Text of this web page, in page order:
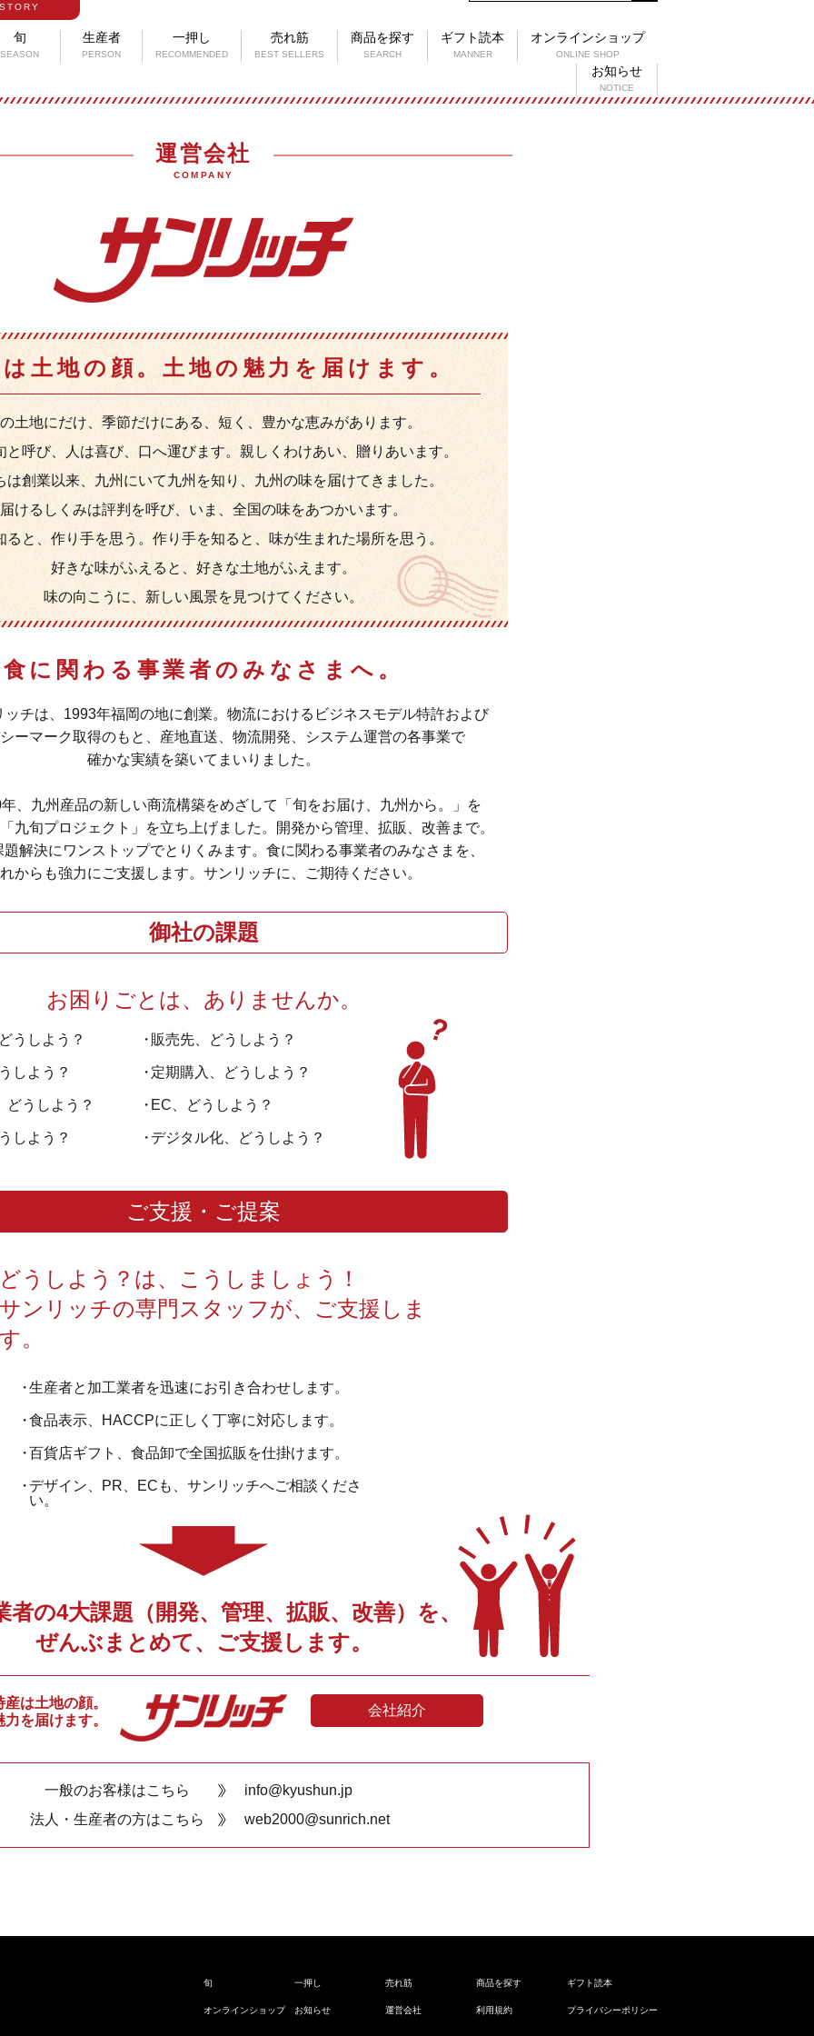
旬
SEASON
生産者
PERSON
一押し
RECOMMENDED
売れ筋
BEST SELLERS
商品を探す
SEARCH
ギフト読本
MANNER
オンラインショップ
ONLINE SHOP
お知らせ
NOTICE
運営会社
COMPANY
土地の顔。土地の魅力を届けます。
土地にだけ、季節だけにある、短く、豊かな恵みがあります。
と呼び、人は喜び、口へ運びます。 親しくわけあい、贈りあいます。
は創業以来、九州にいて九州を知り、 九州の味を届けてきました。
届けるしくみは評判を呼び、いま、全国の味をあつかいます。
ると、作り手を思う。 作り手を知ると、味が生まれた場所を思う。
好きな味がふえると、好きな土地がふえます。
味の向こうに、新しい風景を見つけてください。
食に関わる事業者のみなさまへ。
ッチは、1993年福岡の地に創業。物流におけるビジネスモデル特許および
ーマーク取得のもと、産地直送、物流開発、システム運営の各事業で
確かな実績を築いてまいりました。
、九州産品の新しい商流構築をめざして「旬をお届け、九州から。」を
九旬プロジェクト」を立ち上げました。開発から管理、拡販、改善まで。
解決にワンストップでとりくみます。食に関わる事業者のみなさまを、
からも強力にご支援します。サンリッチに、ご期待ください。
御社の課題
お困りごとは、ありませんか。
うしよう？ 販売先、どうしよう？
しよう？ 定期購入、どうしよう？
どうしよう？ EC、どうしよう？
しよう？ デジタル化、どうしよう？
ご支援・ご提案
どうしよう？は、こうしましょう！
サンリッチの専門スタッフが、ご支援しま
す。
生産者と加工業者を迅速にお引き合わせします。
食品表示、HACCPに正しく丁寧に対応します。
百貨店ギフト、食品卸で全国拡販を仕掛けます。
デザイン、PR、ECも、サンリッチへご相談くださ
い。
者の4大課題（開発、管理、拡販、改善）を、
ぜんぶまとめて、ご支援します。
産は土地の顔。
を届けます。
会社紹介
一般のお客様はこちら
info@kyushun.jp
法人・生産者の方はこちら
web2000@sunrich.net
旬 一押し 売れ筋 商品を探す ギフト読本
オンラインショップ お知らせ 運営会社 利用規約 プライバシーポリシー